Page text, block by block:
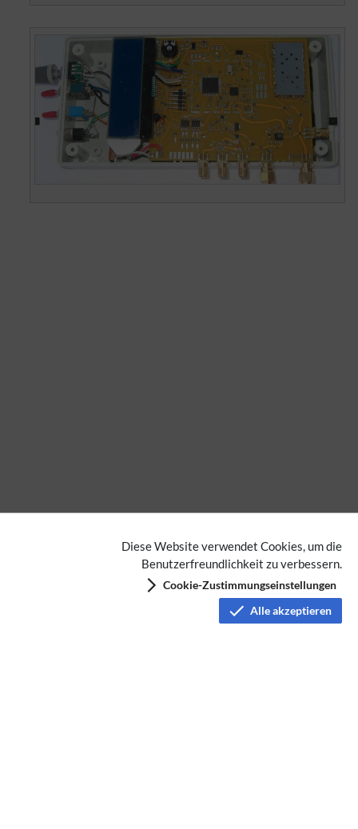
Diese Website verwendet Cookies, um die
Benutzerfreundlichkeit zu verbessern.
Cookie-Zustimmungseinstellungen
Alle akzeptieren
UKW Frequenzbereiche